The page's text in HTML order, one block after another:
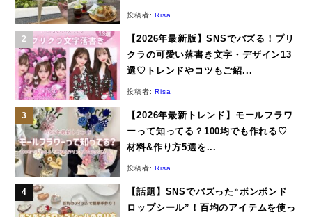
投稿者:Risa
【2026年最新版】SNSでバズる！プリ
クラの可愛い落書き文字・デザイン13
選♡トレンドやコツもご紹...
投稿者:Risa
【2026年最新トレンド】モールフラワ
ーって知ってる？100均でも作れる♡
材料&作り方5選を...
投稿者:Risa
【話題】SNSでバズった“ボンボンド
ロップシール”！百均のアイテムを使っ